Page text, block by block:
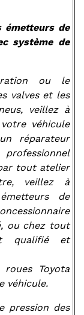
émetteurs de
système de
ou le
valves et les
veillez à
véhicule
réparateur
tout atelier
veillez à
de
ou chez tout
qualifié et
roues Toyota
véhicule.
pression des